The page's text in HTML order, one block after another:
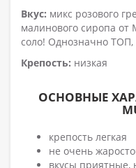
Вкус: микс розового
малинового сиропа от
соло! Однозначно
Крепость: низкая
ОСНОВНЫЕ
крепость легкая
не очень
вкусы приятные,